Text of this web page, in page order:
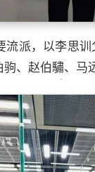
流派，以李思
、赵伯驌、